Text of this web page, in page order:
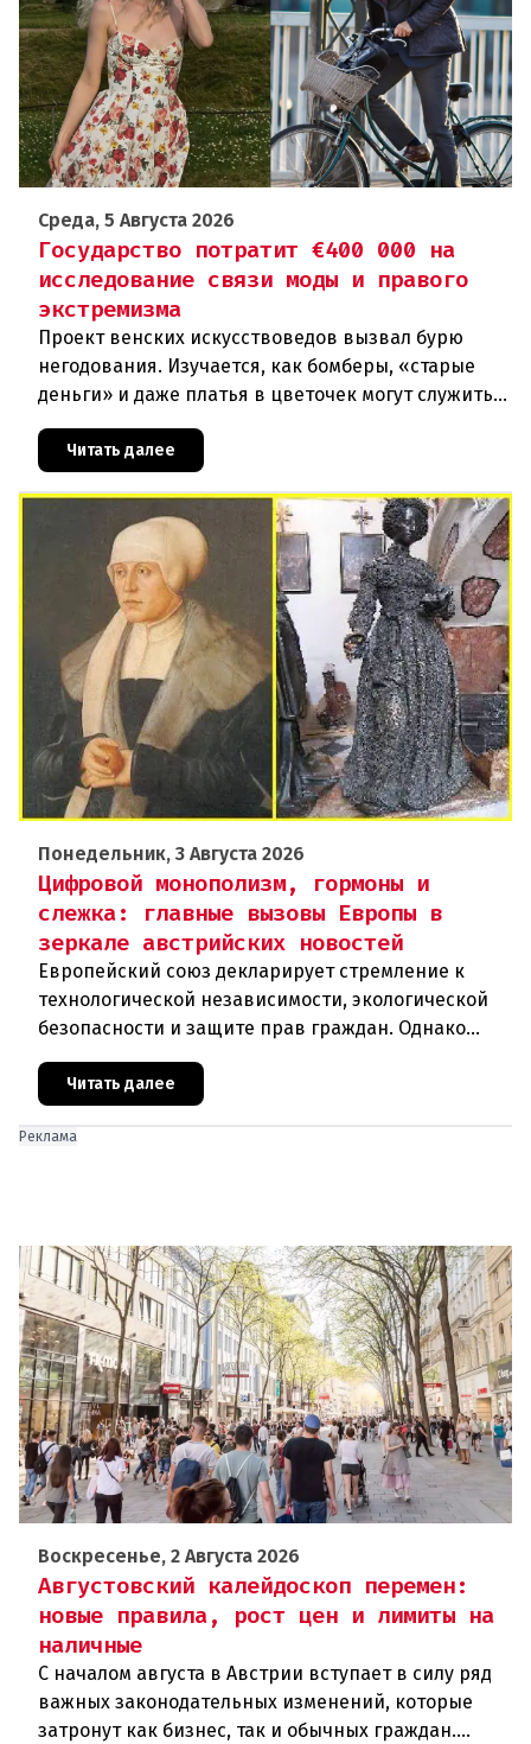
Среда, 5 Августа 2026
Государство потратит €400 000 на
исследование связи моды и правого
экстремизма
Проект венских искусствоведов вызвал бурю
негодования. Изучается, как бомберы, «старые
деньги» и даже платья в цветочек могут служить
инструментом пропаганды. Оппоненты требуют
ответа от министра наук
Читать далее
Понедельник, 3 Августа 2026
Цифровой монополизм, гормоны и
слежка: главные вызовы Европы в
зеркале австрийских новостей
Европейский союз декларирует стремление к
технологической независимости, экологической
безопасности и защите прав граждан. Однако
последние события в Австрии и решение
Брюсселя показывают: реальная п
Читать далее
Реклама
Воскресенье, 2 Августа 2026
Августовский калейдоскоп перемен:
новые правила, рост цен и лимиты на
наличные
С началом августа в Австрии вступает в силу ряд
важных законодательных изменений, которые
затронут как бизнес, так и обычных граждан.